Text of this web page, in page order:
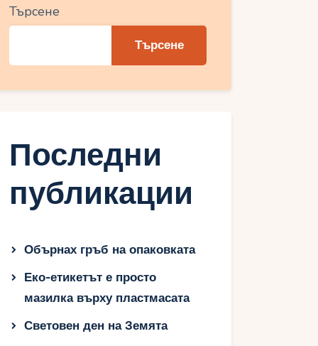
Търсене
Търсене
Последни
публикации
Обърнах гръб на опаковката
Еко-етикетът е просто
мазилка върху пластмасата
Световен ден на Земята